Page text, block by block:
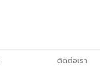
ติดต่อเรา